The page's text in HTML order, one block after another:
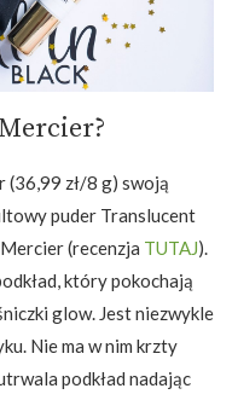
(36,99 zł/8 g) swoją
puder Translucent
(recenzja TUTAJ).
który pokochają
glow. Jest niezwykle
Nie ma w nim krzty
podkład nadając